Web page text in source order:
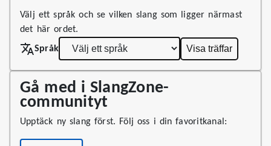
Välj ett språk och se vilken slang som ligger närmast
det här ordet.
Språk
Visa träffar
Gå med i SlangZone-
communityt
Upptäck ny slang först. Följ oss i din favoritkanal: